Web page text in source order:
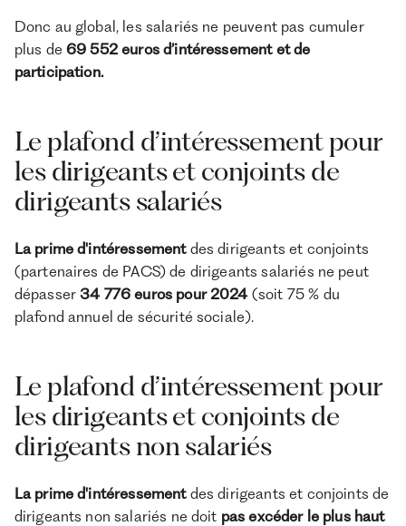
Donc au global, les salariés ne peuvent pas cumuler
plus de 69 552 euros d’intéressement et de
participation.
Le plafond d’intéressement pour
les dirigeants et conjoints de
dirigeants salariés
La prime d'intéressementdes dirigeants et conjoints
(partenaires de PACS) de dirigeants salariés ne peut
dépasser34 776 euros pour 2024 (soit 75 % du
plafond annuel de sécurité sociale).
Le plafond d’intéressement pour
les dirigeants et conjoints de
dirigeants non salariés
La prime d'intéressement des dirigeants et conjoints de
dirigeants non salariés ne doit pas excéder le plus haut